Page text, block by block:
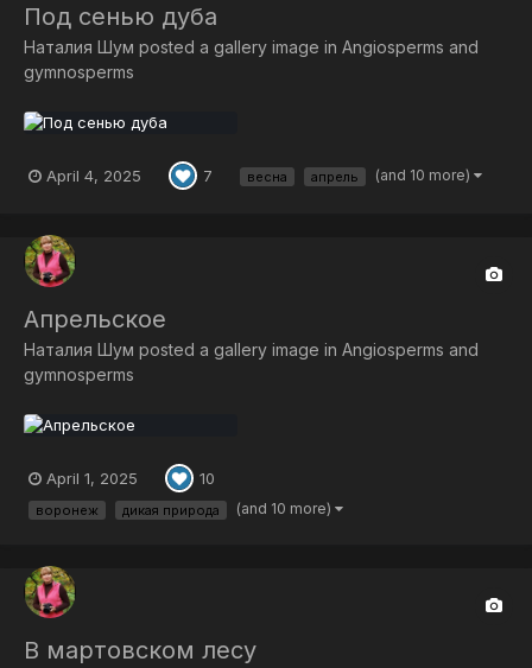
Под сенью дуба
Наталия Шум posted a gallery image in Angiosperms and
gymnosperms
April 4, 2025 7 весна апрель (and 10 more)
Апрельское
Наталия Шум posted a gallery image in Angiosperms and
gymnosperms
April 1, 2025 10
воронеж дикая природа (and 10 more)
В мартовском лесу